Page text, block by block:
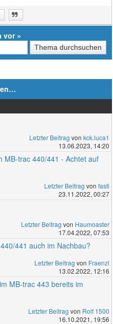
vor»
Letzter Beitrag von kck.luca1
13.06.2023, 14:20
MB-trac 440/441 - Achtet auf
Letzter Beitrag von fasti
23.11.2022, 00:27
Letzter Beitrag von Haumoaster
17.04.2022, 07:53
441 auch im Nachbau?
Letzter Beitrag von Fraenzl
13.02.2022, 12:16
MB-trac 443 bereits im
Letzter Beitrag von Rolf 1500
16.10.2021, 19:56